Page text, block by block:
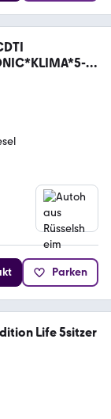
Parken
Life 5sitzer